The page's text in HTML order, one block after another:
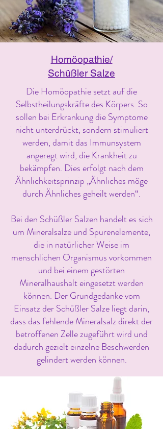
Homöopathie/
Schüßler Salze
Die Homöopathie setzt auf die
Selbstheilungskräfte des Körpers. So
sollen bei Erkrankung die Symptome
nicht unterdrückt, sondern stimuliert
werden, damit das Immunsystem
angeregt wird, die Krankheit zu
bekämpfen. Dies erfolgt nach dem
Ähnlichkeitsprinzip „Ähnliches möge
durch Ähnliches geheilt werden“.
Bei den Schüßler Salzen handelt es sich
um Mineralsalze und Spurenelemente,
die in natürlicher Weise im
menschlichen Organismus vorkommen
und bei einem gestörten
Mineralhaushalt eingesetzt werden
können. Der Grundgedanke vom
Einsatz der Schüßler Salze liegt darin,
dass das fehlende Mineralsalz direkt der
betroffenen Zelle zugeführt wird und
dadurch gezielt einzelne Beschwerden
gelindert werden können.